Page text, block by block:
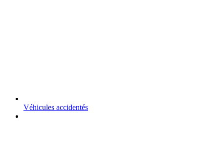
Véhicules accidentés